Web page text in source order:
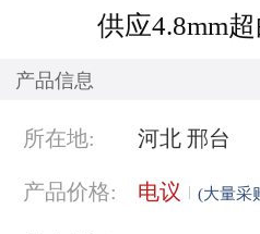
供应4.8mm
产品信息
所在地: 河北 邢台
产品价格: 电议 (大量采